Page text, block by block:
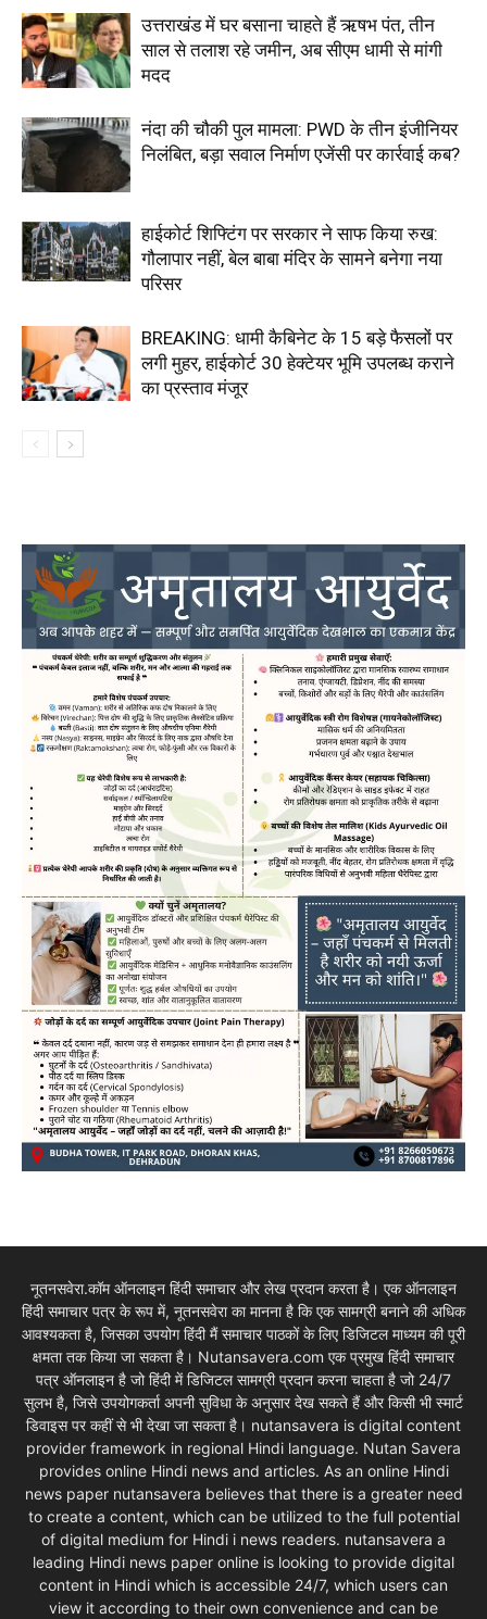
उत्तराखंड में घर बसाना चाहते हैं ऋषभ पंत, तीन
साल से तलाश रहे जमीन, अब सीएम धामी से मांगी
मदद
नंदा की चौकी पुल मामला: PWD के तीन इंजीनियर
निलंबित, बड़ा सवाल निर्माण एजेंसी पर कार्रवाई कब?
हाईकोर्ट शिफ्टिंग पर सरकार ने साफ किया रुख:
गौलापार नहीं, बेल बाबा मंदिर के सामने बनेगा नया
परिसर
BREAKING: धामी कैबिनेट के 15 बड़े फैसलों पर
लगी मुहर, हाईकोर्ट 30 हेक्टेयर भूमि उपलब्ध कराने
का प्रस्ताव मंजूर
नूतनसवेरा.कॉम ऑनलाइन हिंदी समाचार और लेख प्रदान करता है। एक ऑनलाइन
हिंदी समाचार पत्र के रूप में, नूतनसवेरा का मानना है कि एक सामग्री बनाने की अधिक
आवश्यकता है, जिसका उपयोग हिंदी मैं समाचार पाठकों के लिए डिजिटल माध्यम की पूरी
क्षमता तक किया जा सकता है। Nutansavera.com एक प्रमुख हिंदी समाचार
पत्र ऑनलाइन है जो हिंदी में डिजिटल सामग्री प्रदान करना चाहता है जो 24/7
सुलभ है, जिसे उपयोगकर्ता अपनी सुविधा के अनुसार देख सकते हैं और किसी भी स्मार्ट
डिवाइस पर कहीं से भी देखा जा सकता है। nutansavera is digital content
provider framework in regional Hindi language. Nutan Savera
provides online Hindi news and articles. As an online Hindi
news paper nutansavera believes that there is a greater need
to create a content, which can be utilized to the full potential
of digital medium for Hindi i news readers. nutansavera a
leading Hindi news paper online is looking to provide digital
content in Hindi which is accessible 24/7, which users can
view it according to their own convenience and can be